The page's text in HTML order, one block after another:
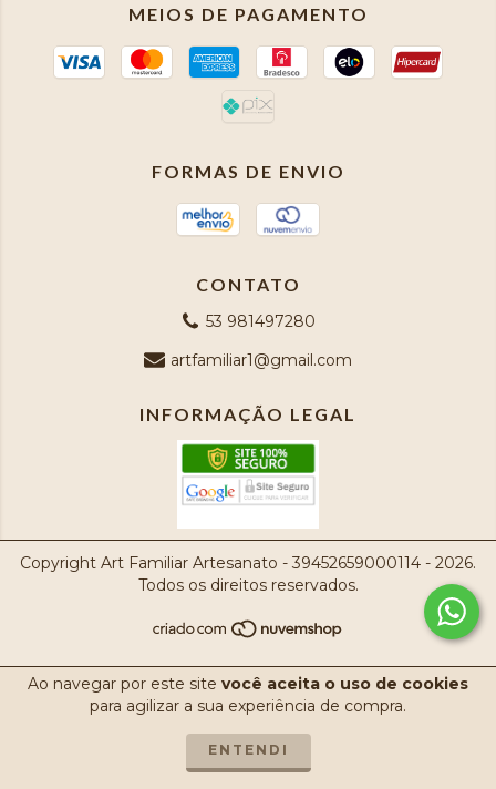
Ao navegar por este site você aceita o uso de cookies
para agilizar a sua experiência de compra.
ENTENDI
MEIOS DE PAGAMENTO
FORMAS DE ENVIO
CONTATO
53 981497280
artfamiliar1@gmail.com
INFORMAÇÃO LEGAL
Copyright Art Familiar Artesanato - 39452659000114 - 2026.
Todos os direitos reservados.